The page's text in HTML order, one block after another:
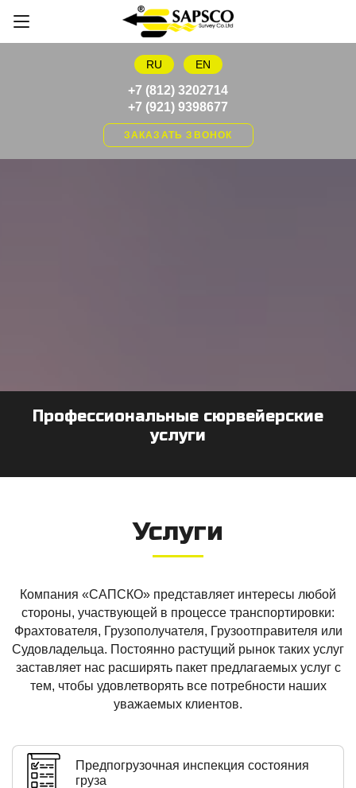
RU EN
+7 (812) 3202714
+7 (921) 9398677
ЗАКАЗАТЬ ЗВОНОК
Профессиональные сюрвейерские
услуги
Услуги
Предпогрузочная инспекция состояния
груза
Компания «САПСКО» представляет интересы любой
стороны, участвующей в процессе транспортировки:
Фрахтователя, Грузополучателя, Грузоотправителя или
Судовладельца. Постоянно растущий рынок таких услуг
заставляет нас расширять пакет предлагаемых услуг с
тем, чтобы удовлетворять все потребности наших
уважаемых клиентов.